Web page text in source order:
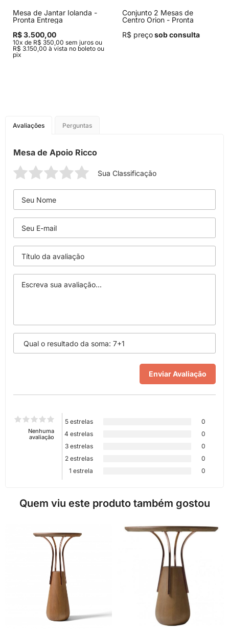
Mesa de Jantar Iolanda -
Pronta Entrega
R$ 3.500,00
10x de R$ 350,00 sem juros ou
R$ 3.150,00 à vista no boleto ou
pix
Conjunto 2 Mesas de
Centro Orion - Pronta
R$ preçosob consulta
Avaliações Perguntas
Mesa de Apoio Ricco
Sua Classificação
Nenhuma
avaliação
5 estrelas
0
4 estrelas
0
3 estrelas
0
2 estrelas
0
1 estrela
0
Quem viu este produto também gostou